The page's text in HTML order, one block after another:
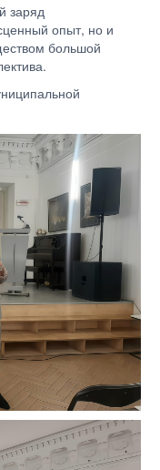
заряд
опыт, но и
большой